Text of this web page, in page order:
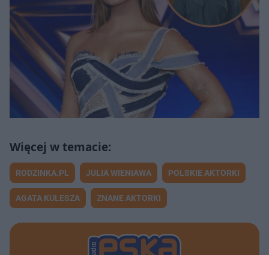
RODZINKA.PL JULIA WIENIAWA POLSKIE AKTORKI
AGATA KULESZA ZNANE AKTORKI